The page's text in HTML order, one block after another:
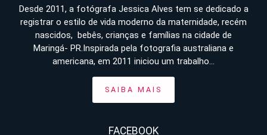
Desde 2011, a fotógrafa Jessica Alves tem se dedicado a
registrar o estilo de vida moderno da maternidade, recém
nascidos, bebês, crianças e famílias na cidade de
Maringá- PR.Inspirada pela fotografia australiana e
americana, em 2011 iniciou um trabalho...
SAIBA MAIS
FACEBOOK